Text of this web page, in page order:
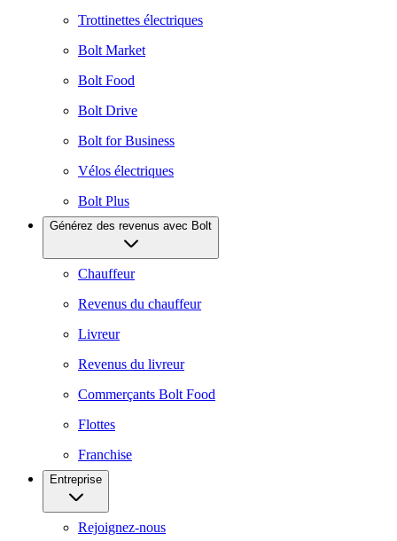
Trottinettes électriques
Bolt Market
Bolt Food
Bolt Drive
Bolt for Business
Vélos électriques
Bolt Plus
Générez des revenus avec Bolt
Chauffeur
Revenus du chauffeur
Livreur
Revenus du livreur
Commerçants Bolt Food
Flottes
Franchise
Entreprise
Rejoignez-nous